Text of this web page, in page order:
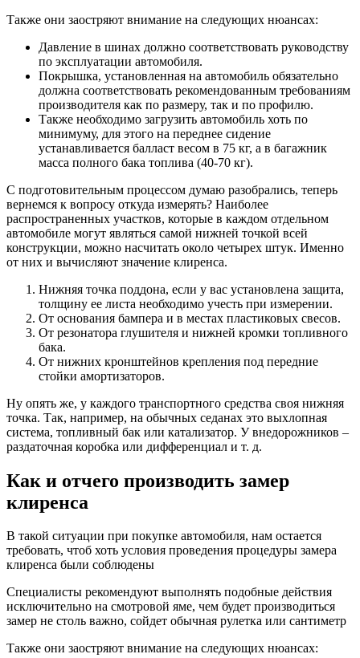
Также они заостряют внимание на следующих нюансах:
Давление в шинах должно соответствовать руководству
по эксплуатации автомобиля.
Покрышка, установленная на автомобиль обязательно
должна соответствовать рекомендованным требованиям
производителя как по размеру, так и по профилю.
Также необходимо загрузить автомобиль хоть по
минимуму, для этого на переднее сидение
устанавливается балласт весом в 75 кг, а в багажник
масса полного бака топлива (40-70 кг).
С подготовительным процессом думаю разобрались, теперь
вернемся к вопросу откуда измерять? Наиболее
распространенных участков, которые в каждом отдельном
автомобиле могут являться самой нижней точкой всей
конструкции, можно насчитать около четырех штук. Именно
от них и вычисляют значение клиренса.
Нижняя точка поддона, если у вас установлена защита,
толщину ее листа необходимо учесть при измерении.
От основания бампера и в местах пластиковых свесов.
От резонатора глушителя и нижней кромки топливного
бака.
От нижних кронштейнов крепления под передние
стойки амортизаторов.
Ну опять же, у каждого транспортного средства своя нижняя
точка. Так, например, на обычных седанах это выхлопная
система, топливный бак или катализатор. У внедорожников –
раздаточная коробка или дифференциал и т. д.
Как и отчего производить замер
клиренса
В такой ситуации при покупке автомобиля, нам остается
требовать, чтоб хоть условия проведения процедуры замера
клиренса были соблюдены
Специалисты рекомендуют выполнять подобные действия
исключительно на смотровой яме, чем будет производиться
замер не столь важно, сойдет обычная рулетка или сантиметр
Также они заостряют внимание на следующих нюансах: